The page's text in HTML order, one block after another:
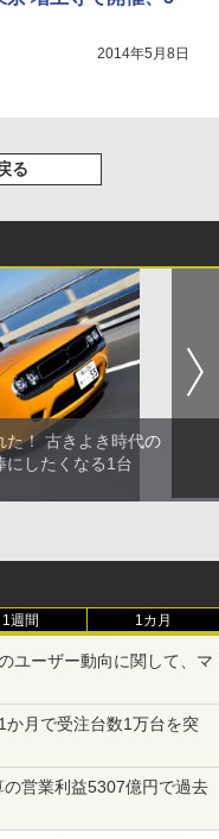
2014年5月8日
る
た！ 古きよき時代の
にしたくなる1台
1週間 1カ月
ユーザー動向に関して、マ
か月で受注台数1万台を突
営業利益5307億円で過去